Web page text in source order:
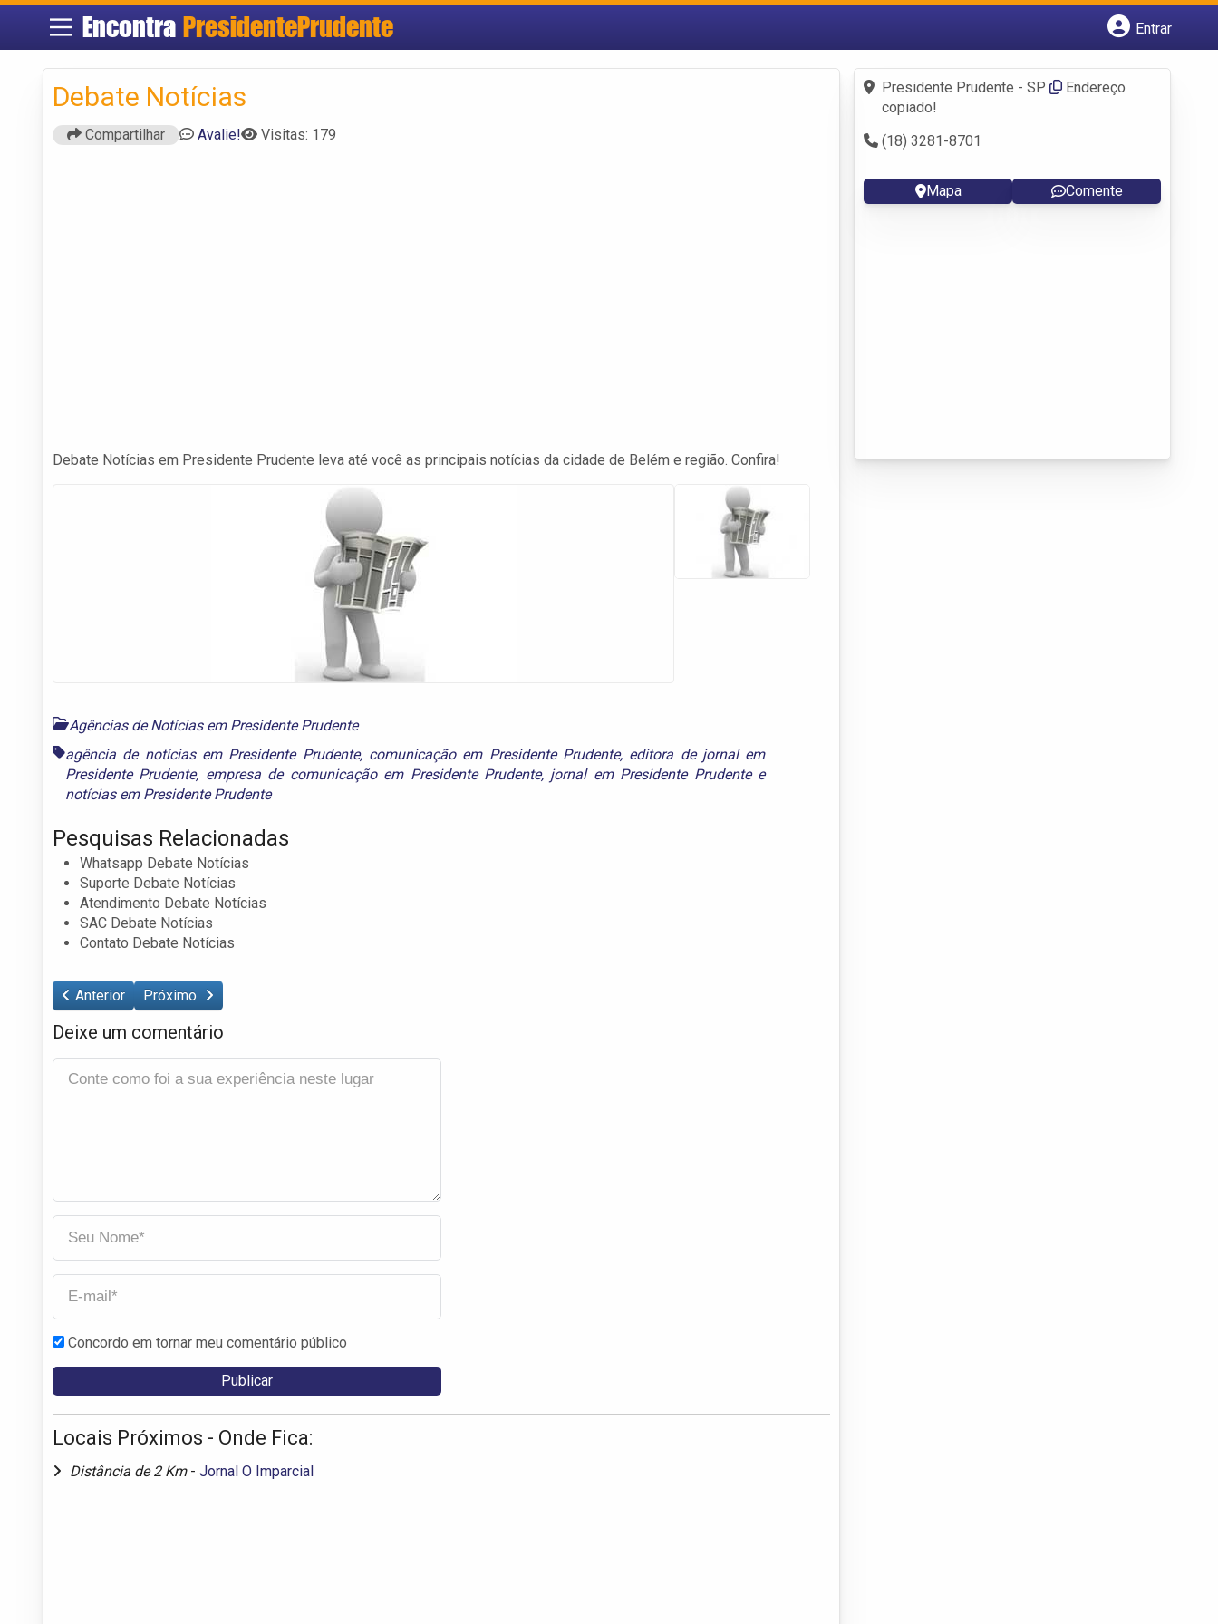
Encontra PresidentePrudente
Entrar
Fazer login
Criar conta
Debate Notícias
Compartilhar Avalie! Visitas: 179
Debate Notícias em Presidente Prudente leva até você as principais notícias da cidade de Belém e região. Confira!
Agências de Notícias em Presidente Prudente
agência de notícias em Presidente Prudente, comunicação em Presidente Prudente, editora de jornal em
Presidente Prudente, empresa de comunicação em Presidente Prudente, jornal em Presidente Prudentee
notícias em Presidente Prudente
Pesquisas Relacionadas
Whatsapp Debate Notícias
Suporte Debate Notícias
Atendimento Debate Notícias
SAC Debate Notícias
Contato Debate Notícias
Anterior Próximo
Deixe um comentário
Concordo em tornar meu comentário público
Locais Próximos - Onde Fica:
Distância de 2 Km - Jornal O Imparcial
Presidente Prudente - SP
Endereço
copiado!
(18) 3281-8701
Mapa Comente